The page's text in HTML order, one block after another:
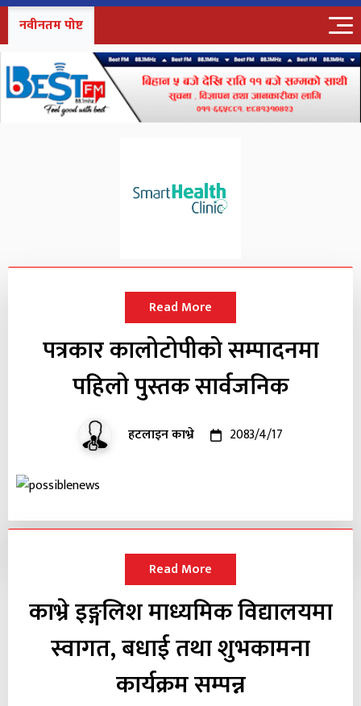
नवीनतम पोष्ट
Read More
पत्रकार कालोटोपीको सम्पादनमा
पहिलो पुस्तक सार्वजनिक
हटलाइन काभ्रे 2083/4/17
Read More
काभ्रे इङ्गलिश माध्यमिक विद्यालयमा
स्वागत, बधाई तथा शुभकामना
कार्यक्रम सम्पन्न